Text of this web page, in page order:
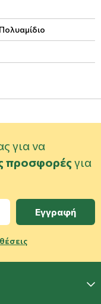
για να
προσφορές για
Εγγραφή